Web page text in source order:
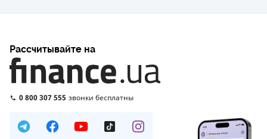
Рассчитывайте на
0 800 307 555 звонки бесплатны